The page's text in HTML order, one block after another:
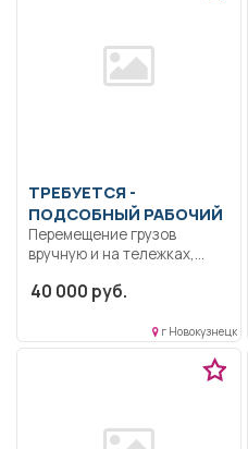
ТРЕБУЕТСЯ -
ПОДСОБНЫЙ РАБОЧИЙ
Перемещение грузов
вручную и на тележках,
уборка...
40 000 руб.
г Новокузнецк